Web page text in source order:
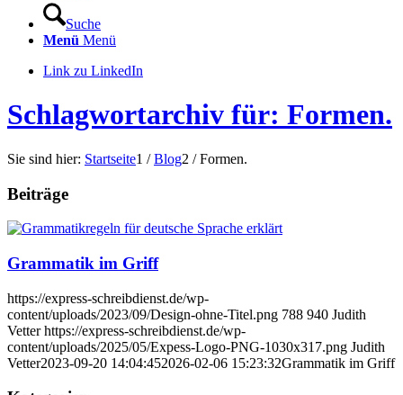
Suche
Menü Menü
Link zu LinkedIn
Schlagwortarchiv für: Formen.
Sie sind hier: Startseite1 / Blog2 / Formen.
Beiträge
Grammatik im Griff
https://express-schreibdienst.de/wp-
content/uploads/2023/09/Design-ohne-Titel.png 788 940 Judith
Vetter https://express-schreibdienst.de/wp-
content/uploads/2025/05/Expess-Logo-PNG-1030x317.png Judith
Vetter2023-09-20 14:04:452026-02-06 15:23:32Grammatik im Griff